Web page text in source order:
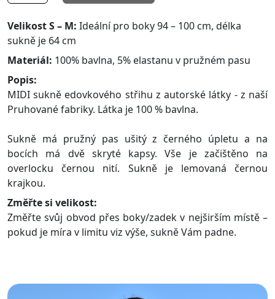
Velikost S – M: Ideální pro boky 94 – 100 cm, délka
sukně je 64 cm
Materiál: 100% bavlna, 5% elastanu v pružném pasu
Popis:
MIDI sukně edovkového střihu z autorské látky - z naší
Pruhované fabriky. Látka je 100 % bavlna.
Sukně má pružný pas ušitý z černého úpletu a na
bocích má dvě skryté kapsy. Vše je začištěno na
overlocku černou nití. Sukně je lemovaná černou
krajkou.
Změřte si velikost:
Změřte svůj obvod přes boky/zadek v nejširším místě –
pokud je míra v limitu viz výše, sukně Vám padne.